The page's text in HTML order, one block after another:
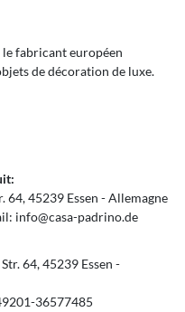
le fabricant européen
de décoration de luxe.
64 45239 Essen
Allemagne
info@casa-padrino.de
64 45239 Essen
36577485